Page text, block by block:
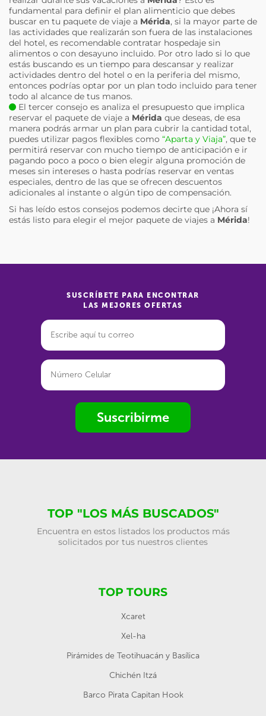
fundamental para definir el plan alimenticio que debes
buscar en tu paquete de viaje a Mérida, si la mayor parte de
las actividades que realizarán son fuera de las instalaciones
del hotel, es recomendable contratar hospedaje sin
alimentos o con desayuno incluido. Por otro lado si lo que
estás buscando es un tiempo para descansar y realizar
actividades dentro del hotel o en la periferia del mismo,
entonces podrías optar por un plan todo incluido para tener
todo al alcance de tus manos.
El tercer consejo es analiza el presupuesto que implica
reservar el paquete de viaje a Mérida que deseas, de esa
manera podrás armar un plan para cubrir la cantidad total,
puedes utilizar pagos flexibles como “Aparta y Viaja”, que te
permitirá reservar con mucho tiempo de anticipación e ir
pagando poco a poco o bien elegir alguna promoción de
meses sin intereses o hasta podrías reservar en ventas
especiales, dentro de las que se ofrecen descuentos
adicionales al instante o algún tipo de compensación.
Si has leído estos consejos podemos decirte que ¡Ahora sí
estás listo para elegir el mejor paquete de viajes a Mérida!
SUSCRÍBETE PARA ENCONTRAR
LAS MEJORES OFERTAS
Suscribirme
TOP "LOS MÁS BUSCADOS"
Encuentra en estos listados los productos más
solicitados por tus nuestros clientes
TOP TOURS
Xcaret
Xel-ha
Pirámides de Teotihuacán y Basílica
Chichén Itzá
Barco Pirata Capitan Hook